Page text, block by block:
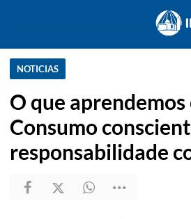
NOTICIAS
O que aprendemos
Consumo
responsabilidade